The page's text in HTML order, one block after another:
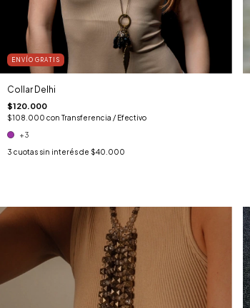
ENVÍO GRATIS
Collar Delhi
$120.000
$108.000 con Transferencia / Efectivo
+3
3 cuotas sin interés de $40.000